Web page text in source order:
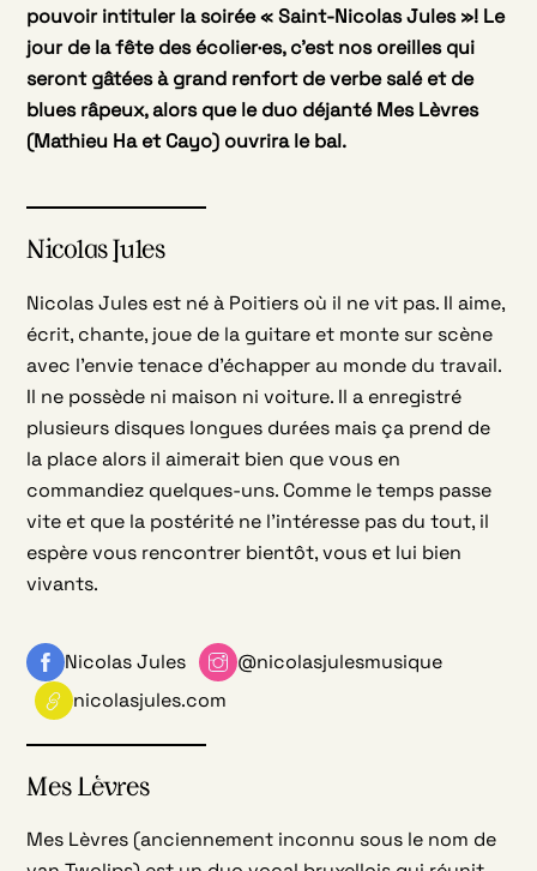
pouvoir intituler la soirée « Saint-Nicolas Jules »! Le
jour de la fête des écolier·es, c’est nos oreilles qui
seront gâtées à grand renfort de verbe salé et de
blues râpeux, alors que le duo déjanté Mes Lèvres
(Mathieu Ha et Cayo) ouvrira le bal.
Nicolas Jules
Nicolas Jules est né à Poitiers où il ne vit pas. Il aime,
écrit, chante, joue de la guitare et monte sur scène
avec l’envie tenace d’échapper au monde du travail.
Il ne possède ni maison ni voiture. Il a enregistré
plusieurs disques longues durées mais ça prend de
la place alors il aimerait bien que vous en
commandiez quelques-uns. Comme le temps passe
vite et que la postérité ne l’intéresse pas du tout, il
espère vous rencontrer bientôt, vous et lui bien
vivants.
Nicolas Jules
@nicolasjulesmusique
nicolasjules.com
Mes Lèvres
Mes Lèvres (anciennement inconnu sous le nom de